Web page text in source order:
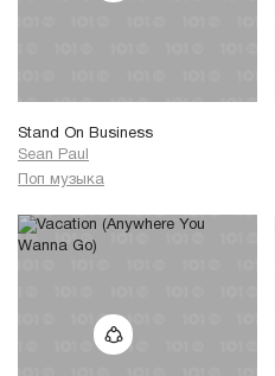
Stand On Business
Sean Paul
Поп музыка